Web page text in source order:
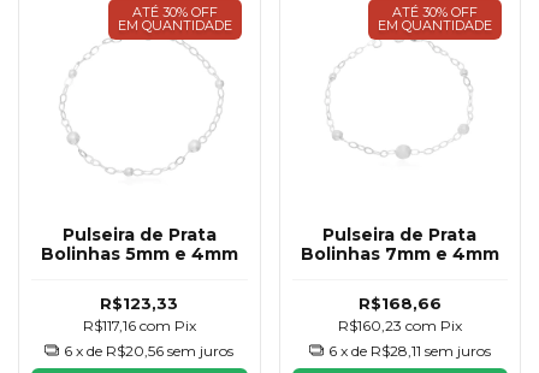
ATÉ 30% OFF
EM QUANTIDADE
Pulseira de Prata
Bolinhas 5mm e 4mm
R$123,33
R$117,16 com Pix
6 x de R$20,56 sem juros
ATÉ 30% OFF
EM QUANTIDADE
Pulseira de Prata
Bolinhas 7mm e 4mm
R$168,66
R$160,23 com Pix
6 x de R$28,11 sem juros